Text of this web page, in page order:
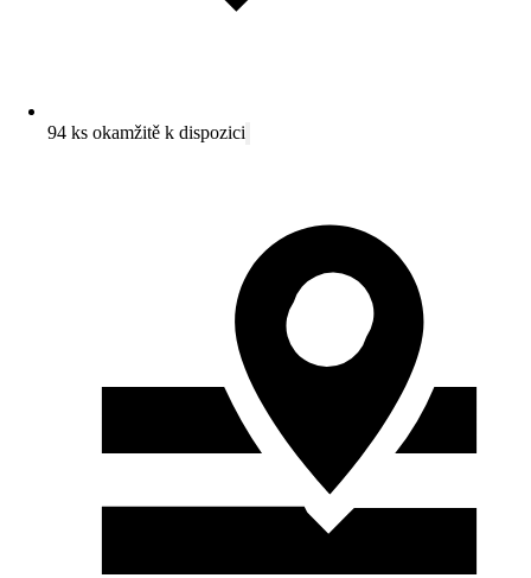
94 ks okamžitě k dispozici